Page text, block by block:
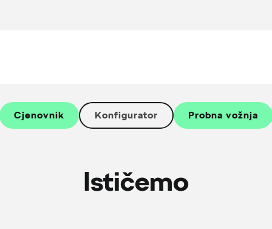
Cjenovnik Konfigurator Probna vožnja
Ističemo